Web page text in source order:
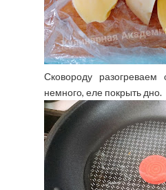
Сковороду
немного, еле покрыть дно.